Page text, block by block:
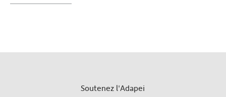
Soutenez l'Adapei